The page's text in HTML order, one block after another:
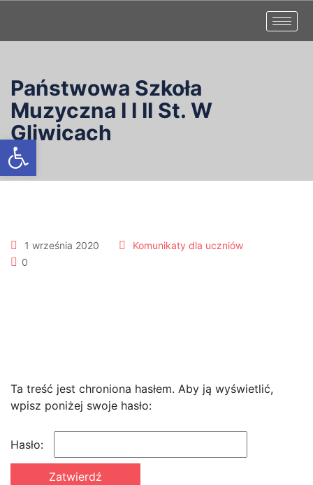
Otwórz pasek narzędzi
Państwowa Szkoła
Muzyczna I I II St. W
Gliwicach
1 września 2020
Komunikaty dla uczniów
0
Ta treść jest chroniona hasłem. Aby ją wyświetlić,
wpisz poniżej swoje hasło:
Hasło: